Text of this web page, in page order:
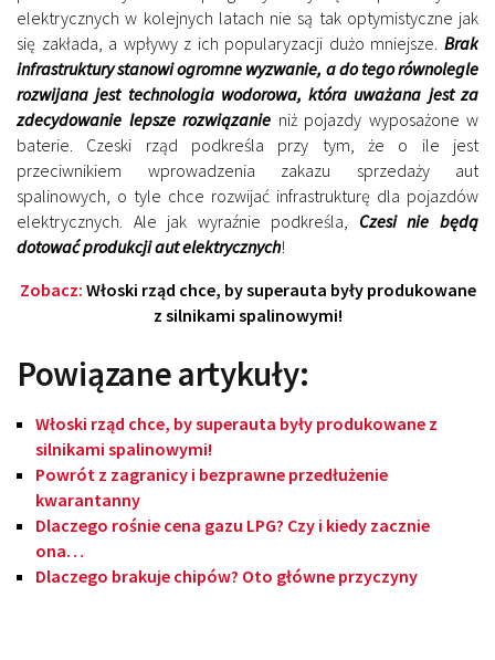
elektrycznych w kolejnych latach nie są tak optymistyczne jak
się zakłada, a wpływy z ich popularyzacji dużo mniejsze. Brak
infrastruktury stanowi ogromne wyzwanie, a do tego równolegle
rozwijana jest technologia wodorowa, która uważana jest za
zdecydowanie lepsze rozwiązanie niż pojazdy wyposażone w
baterie. Czeski rząd podkreśla przy tym, że o ile jest
przeciwnikiem wprowadzenia zakazu sprzedaży aut
spalinowych, o tyle chce rozwijać infrastrukturę dla pojazdów
elektrycznych. Ale jak wyraźnie podkreśla, Czesi nie będą
dotować produkcji aut elektrycznych!
Zobacz: Włoski rząd chce, by superauta były produkowane
z silnikami spalinowymi!
Powiązane artykuły:
Włoski rząd chce, by superauta były produkowane z
silnikami spalinowymi!
Powrót z zagranicy i bezprawne przedłużenie
kwarantanny
Dlaczego rośnie cena gazu LPG? Czy i kiedy zacznie
ona…
Dlaczego brakuje chipów? Oto główne przyczyny